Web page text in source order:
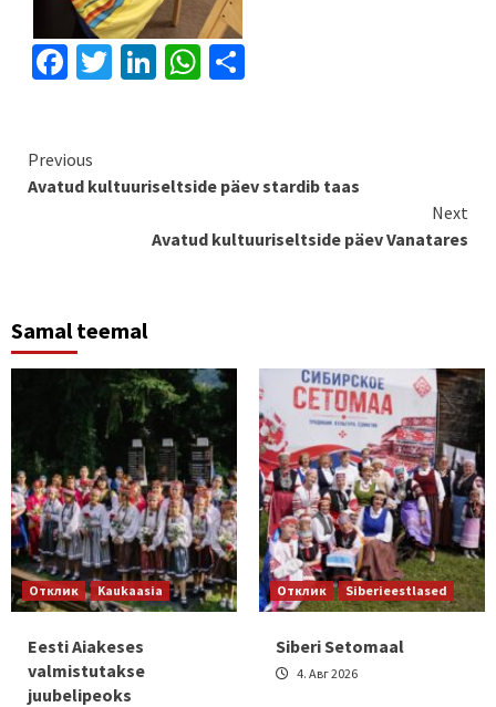
Facebook
Twitter
LinkedIn
WhatsApp
Continue
Reading
Previous
Avatud kultuuriseltside päev stardib taas
Next
Avatud kultuuriseltside päev Vanatares
Samal teemal
Отклик Kaukaasia
Eesti Aiakeses
valmistutakse
juubelipeoks
Отклик Siberieestlased
Siberi Setomaal
4. Авг 2026